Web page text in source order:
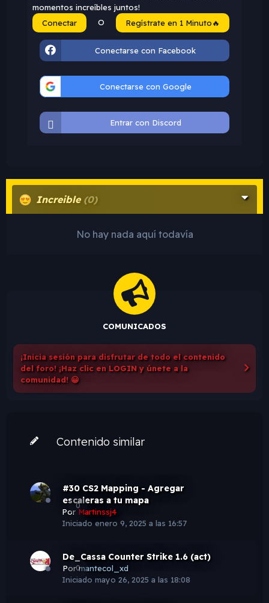
momentos increíbles juntos!
Conectar
O Regístrate en 1 Minuto🔥
Conectarse con Facebook
Conectarse con Google
Entrar con Discord
Increible (0)
No hay nada aquí todavía
COMUNICADOS
¡Inicia sesión para disfrutar de todo el contenido
del foro! ¡Haz clic en LOGIN y únete a la
comunidad! 😀
Contenido similar
0
#30 CS2 Mapping - Agregar
escaleras a tu mapa
Por Martinssj4
Iniciado enero 9, 2025 a las 16:57
0
De_Cassa Counter Strike 1.6 (act)
Pormantecol_xd
Iniciado mayo 26, 2025 a las 18:08